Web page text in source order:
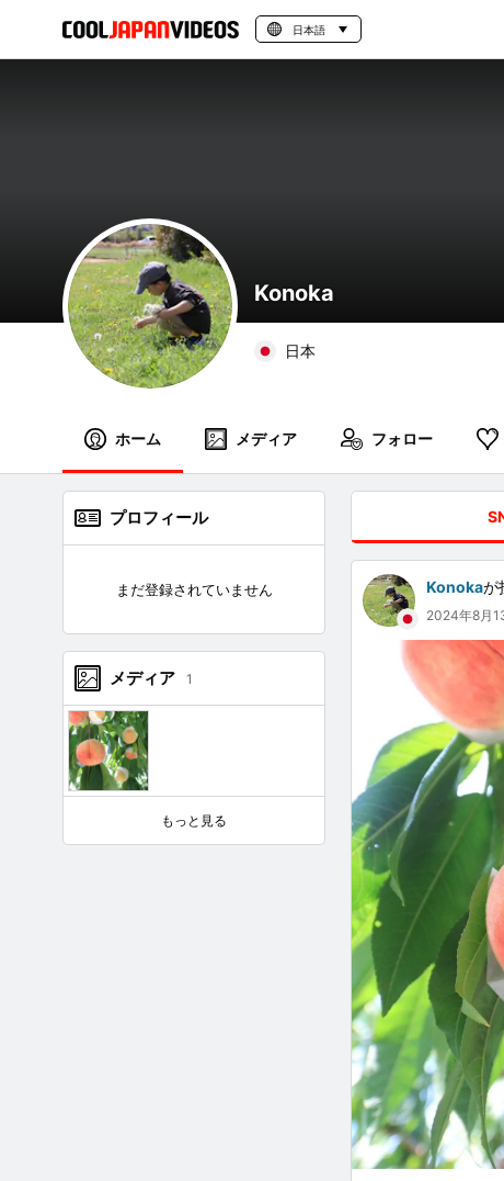
日本語
Konoka
日本
ホーム メディア フォロー
Konokaが
2024年8月
プロフィール
まだ登録されていません
メディア 1
もっと見る